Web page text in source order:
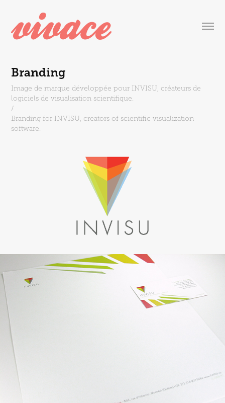
Branding
Image de marque développée pour INVISU, créateurs de
logiciels de visualisation scientifique.
/
Branding for INVISU, creators of scientific visualization
software.